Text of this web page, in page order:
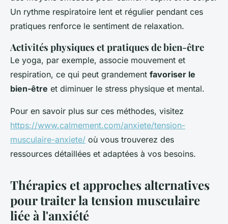
Un rythme respiratoire lent et régulier pendant ces
pratiques renforce le sentiment de relaxation.
Activités physiques et pratiques de bien-être
Le yoga, par exemple, associe mouvement et
respiration, ce qui peut grandement favoriser le
bien-être et diminuer le stress physique et mental.
Pour en savoir plus sur ces méthodes, visitez
https://www.calmement.com/anxiete/tension-
musculaire-anxiete/ où vous trouverez des
ressources détaillées et adaptées à vos besoins.
Thérapies et approches alternatives
pour traiter la tension musculaire
liée à l'anxiété